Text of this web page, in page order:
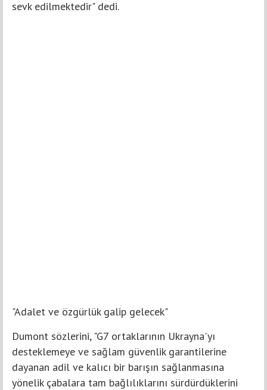
sevk edilmektedir" dedi.
"Adalet ve özgürlük galip gelecek"
Dumont sözlerini, "G7 ortaklarının Ukrayna'yı
desteklemeye ve sağlam güvenlik garantilerine
dayanan adil ve kalıcı bir barışın sağlanmasına
yönelik çabalara tam bağlılıklarını sürdürdüklerini